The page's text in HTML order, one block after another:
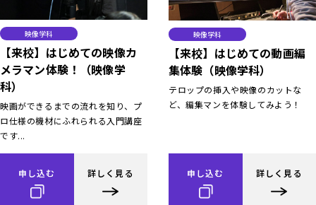
映像学科
【来校】はじめての映像カ
メラマン体験！（映像学
科）
映画ができるまでの流れを知り、プ
ロ仕様の機材にふれられる入門講座
です...
申し込む 詳しく見る
映像学科
【来校】はじめての動画編
集体験（映像学科）
テロップの挿入や映像のカットな
ど、編集マンを体験してみよう！
申し込む 詳しく見る